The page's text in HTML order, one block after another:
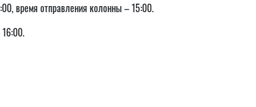
время отправления колонны – 15:00.